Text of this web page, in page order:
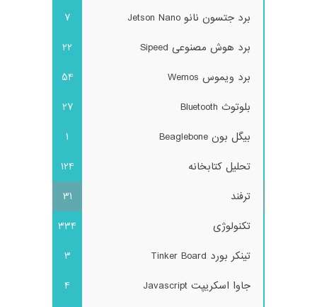
برد جتسون نانو Jetson Nano
7
برد هوش مصنوعی Sipeed
22
برد ویموس Wemos
54
بلوتوث Bluetooth
27
بیگل بون Beaglebone
1
تحلیل کتابخانه
124
ترفند
31
تکنولوژی
334
تینکر بورد Tinker Board
3
جاوا اسکریپت Javascript
4